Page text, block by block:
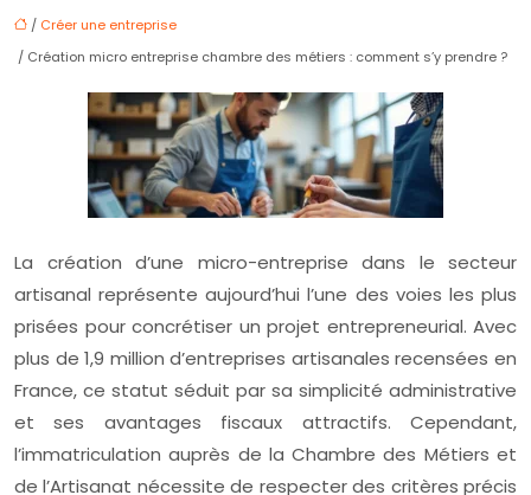
/ Créer une entreprise
/ Création micro entreprise chambre des métiers : comment s’y prendre ?
La création d’une micro-entreprise dans le secteur
artisanal représente aujourd’hui l’une des voies les plus
prisées pour concrétiser un projet entrepreneurial. Avec
plus de 1,9 million d’entreprises artisanales recensées en
France, ce statut séduit par sa simplicité administrative
et ses avantages fiscaux attractifs. Cependant,
l’immatriculation auprès de la Chambre des Métiers et
de l’Artisanat nécessite de respecter des critères précis